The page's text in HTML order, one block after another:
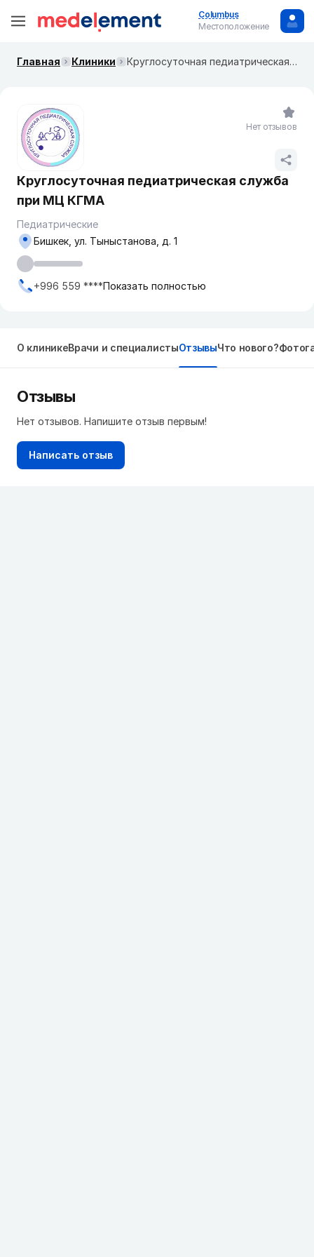
Columbus
Местоположение
Главная Клиники Круглосуточная педиатрическая служба при МЦ КГМА
Круглосуточная педиатрическая служба
при МЦ КГМА
Педиатрические
Бишкек, ул. Тыныстанова, д. 1
+996 559 ****Показать полностью
Нет отзывов
О клиникеВрачи и специалистыОтзывыЧто нового?
Отзывы
Нет отзывов. Напишите отзыв первым!
Написать отзыв